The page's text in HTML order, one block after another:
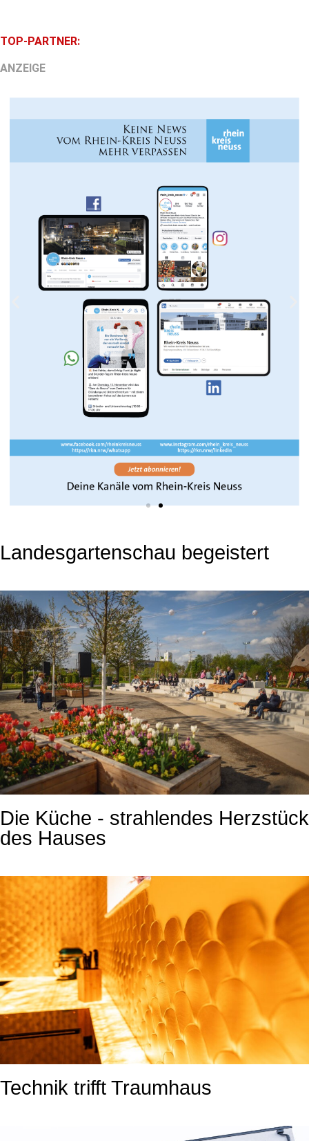
TOP-PARTNER:
ANZEIGE
Landesgartenschau begeistert
Die Küche - strahlendes Herzstück
des Hauses
Technik trifft Traumhaus